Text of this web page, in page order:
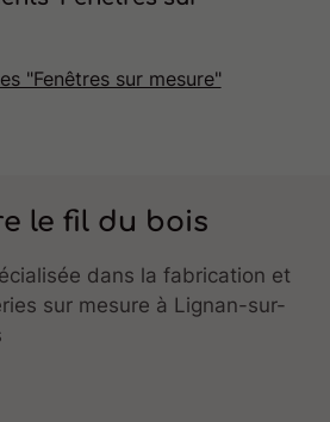
"Fenêtres sur mesure"
le fil du bois
dans la fabrication et
sur mesure à Lignan-sur-